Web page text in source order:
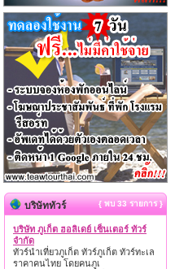
บริษัททัวร์ { พบ 33 รายการ }
บริษัท ภูเก็ต ฮอลิเดย์ เซ็นเตอร์ ทัวร์
จำกัด
ทัวร์นำเที่ยวภูเก็ต ทัวร์ภูเก็ต ทัวร์ทะเล
ราคาคนไทย โดยคนภูเ